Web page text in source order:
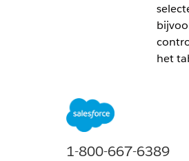
het
1-800-667-6389